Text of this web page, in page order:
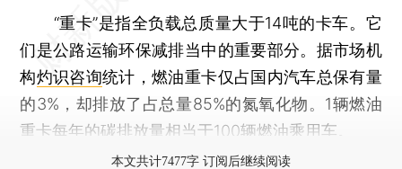
“重卡”是指全负载总质量大于14吨的卡车。它
们是公路运输环保减排当中的重要部分。据市场机
构灼识咨询统计，燃油重卡仅占国内汽车总保有量
的3%，却排放了占总量85%的氮氧化物。1辆燃油
重卡每年的碳排放量相当于100辆燃油乘用车。
本文共计7477字 订阅后继续阅读